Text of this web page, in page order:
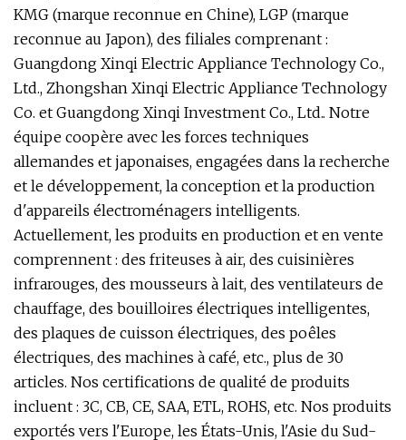
KMG (marque reconnue en Chine), LGP (marque
reconnue au Japon), des filiales comprenant :
Guangdong Xinqi Electric Appliance Technology Co.,
Ltd., Zhongshan Xinqi Electric Appliance Technology
Co. et Guangdong Xinqi Investment Co., Ltd.. Notre
équipe coopère avec les forces techniques
allemandes et japonaises, engagées dans la recherche
et le développement, la conception et la production
d'appareils électroménagers intelligents.
Actuellement, les produits en production et en vente
comprennent : des friteuses à air, des cuisinières
infrarouges, des mousseurs à lait, des ventilateurs de
chauffage, des bouilloires électriques intelligentes,
des plaques de cuisson électriques, des poêles
électriques, des machines à café, etc., plus de 30
articles. Nos certifications de qualité de produits
incluent : 3C, CB, CE, SAA, ETL, ROHS, etc. Nos produits
exportés vers l'Europe, les États-Unis, l'Asie du Sud-